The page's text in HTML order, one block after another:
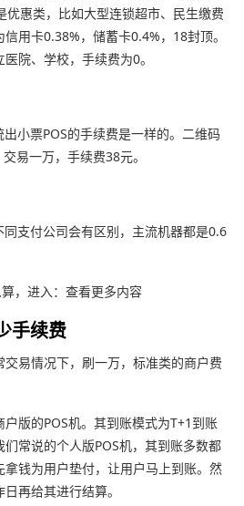
优惠类，比如大型连锁超市、民生缴费
用卡0.38%，储蓄卡0.4%，18封顶。
院、学校，手续费为0。
小票POS的手续费是一样的。二维码
易一万，手续费38元。
支付公司会有区别，主流机器都是0.6
，进入：查看更多内容
手续费
易情况下，刷一万，标准类的商户费
版的POS机。其到账模式为T+1到账
们常说的个人版POS机，其到账多数都
钱为用户垫付，让用户马上到账。然
再给其进行结算。